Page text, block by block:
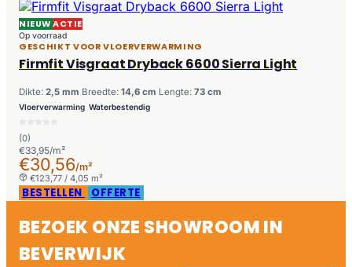
NIEUWACTIE
Op voorraad
GESCHIKT VOOR VLOERVERWARMING
Firmfit Visgraat Dryback 6600 Sierra Light
Dikte: 2,5 mm Breedte: 14,6 cm Lengte: 73 cm
Vloerverwarming Waterbestendig
(0)
€33,95/m²
€30,56/m²
€123,77 / 4,05 m²
BESTELLEN OFFERTE
BEZOEK ONZE SHOWROOM IN
BEVERWIJK